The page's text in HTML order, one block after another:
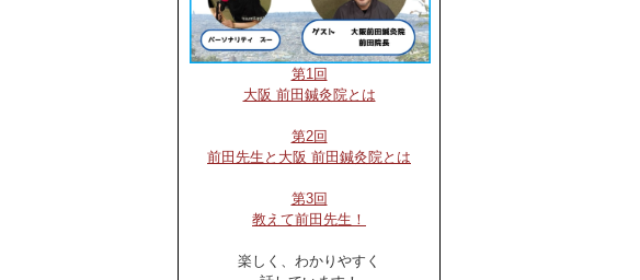
第1回
大阪 前田鍼灸院とは
第2回
前田先生と大阪 前田鍼灸院とは
第3回
教えて前田先生！
楽しく、わかりやすく